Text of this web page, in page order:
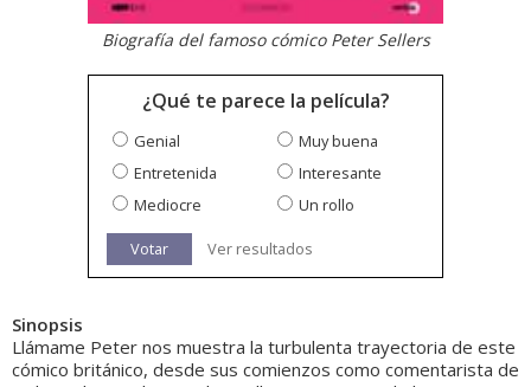
Biografía del famoso cómico Peter Sellers
¿Qué te parece la película?
Genial
Muy buena
Entretenida
Interesante
Mediocre
Un rollo
Votar Ver resultados
Sinopsis
Llámame Peter nos muestra la turbulenta trayectoria de este
cómico británico, desde sus comienzos como comentarista de